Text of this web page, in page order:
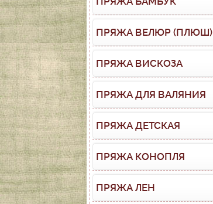
ПРЯЖА ВЕЛЮР (ПЛЮШ)
ПРЯЖА ВИСКОЗА
ПРЯЖА ДЛЯ ВАЛЯНИЯ
ПРЯЖА ДЕТСКАЯ
ПРЯЖА КОНОПЛЯ
ПРЯЖА ЛЕН